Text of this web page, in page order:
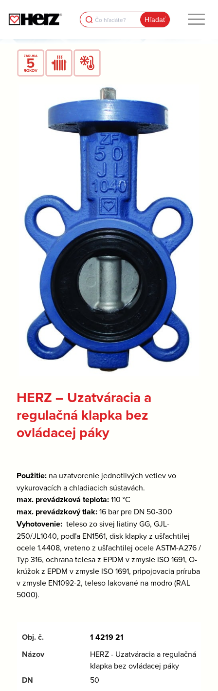
Search
for:
HERZ – Uzatváracia a
regulačná klapka bez
ovládacej páky
Použitie:na uzatvorenie jednotlivých vetiev vo
vykurovacích a chladiacich sústavách.
max. prevádzková teplota:110 °C
max. prevádzkový tlak: 16 bar pre DN 50-300
Vyhotovenie:teleso zo sivej liatiny GG, GJL-
250/JL1040, podľa EN1561, disk klapky z ušľachtilej
ocele 1.4408, vreteno z ušľachtilej ocele ASTM-A276 /
Typ 316, ochrana telesa z EPDM v zmysle ISO 1691, O-
krúžok z EPDM v zmysle ISO 1691, pripojovacia príruba
v zmysle EN1092-2, teleso lakované na modro (RAL
5000).
1 4219 21
HERZ - Uzatváracia a regulačná
klapka bez ovládacej páky
50